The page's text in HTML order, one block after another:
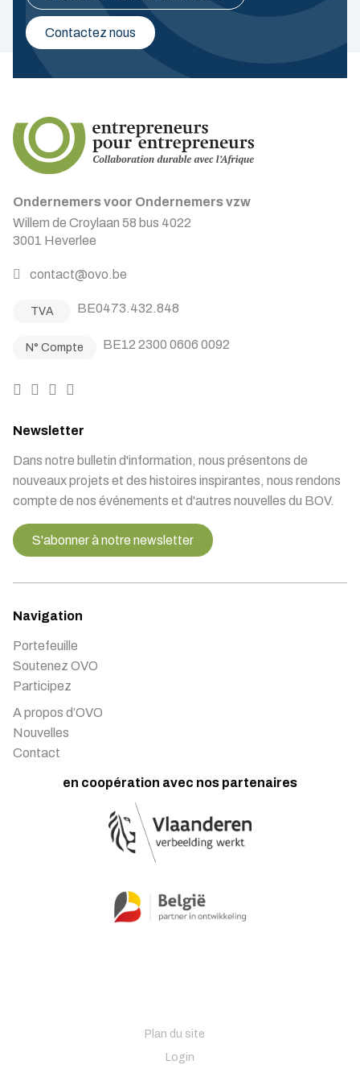
Contactez nous
Ondernemers voor Ondernemers vzw
Willem de Croylaan 58 bus 4022
3001 Heverlee
contact@ovo.be
TVA BE0473.432.848
N° Compte BE12 2300 0606 0092
Newsletter
Dans notre bulletin d'information, nous présentons de
nouveaux projets et des histoires inspirantes, nous rendons
compte de nos événements et d'autres nouvelles du BOV.
S'abonner à notre newsletter
Navigation
Portefeuille
Soutenez OVO
Participez
A propos d’OVO
Nouvelles
Contact
en coopération avec nos partenaires
Plan du site
Login